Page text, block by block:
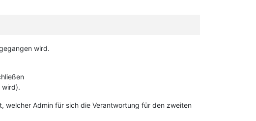
wird.
wird).
welcher Admin für sich die Verantwortung für den zweiten